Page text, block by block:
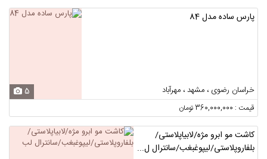
پارس ساده مدل 84
خراسان رضوی ، مشهد ، مهرآباد 5
قیمت : 360,000,000 تومان
کاشت مو ابرو مژه/لابیاپلاستی/
بلفاروپلاستی/لیپوغبغب/سانترال ل...